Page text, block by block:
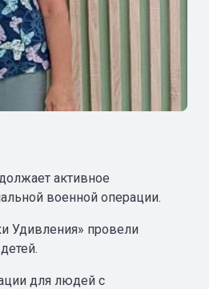
активное
военной операции.
Удивления» провели
для людей с